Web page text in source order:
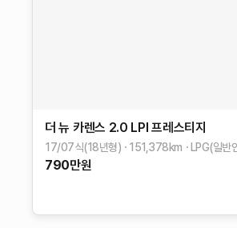
더 뉴 카렌스 2.0 LPI 프레스티지
17/07식(18년형) 151,378km LPG(일반
790만원